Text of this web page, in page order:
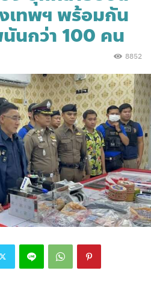
เทพฯ พร้อมกัน
นกว่า 100 คน
8852